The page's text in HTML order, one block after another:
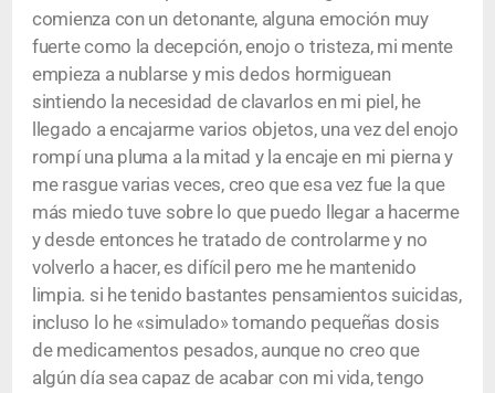
comienza con un detonante, alguna emoción muy
fuerte como la decepción, enojo o tristeza, mi mente
empieza a nublarse y mis dedos hormiguean
sintiendo la necesidad de clavarlos en mi piel, he
llegado a encajarme varios objetos, una vez del enojo
rompí una pluma a la mitad y la encaje en mi pierna y
me rasgue varias veces, creo que esa vez fue la que
más miedo tuve sobre lo que puedo llegar a hacerme
y desde entonces he tratado de controlarme y no
volverlo a hacer, es difícil pero me he mantenido
limpia. si he tenido bastantes pensamientos suicidas,
incluso lo he «simulado» tomando pequeñas dosis
de medicamentos pesados, aunque no creo que
algún día sea capaz de acabar con mi vida, tengo